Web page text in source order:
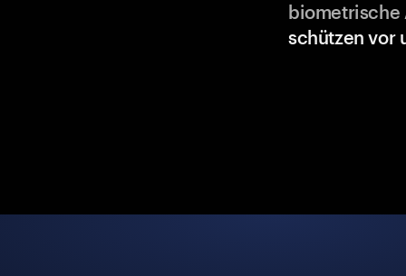
biometrische
schützen vor